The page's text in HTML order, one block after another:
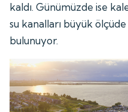
kaldı. Günümüzde ise
su kanalları büyük
bulunuyor.